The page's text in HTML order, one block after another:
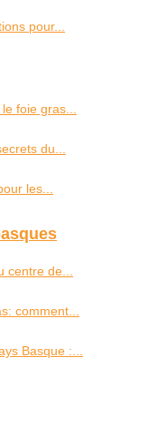
pour...
foie gras...
du...
les...
centre de...
comment...
Basque :...